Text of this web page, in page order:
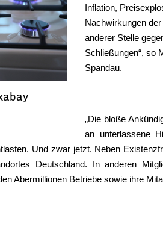
Inflation,
Nachwirkungen
anderer Stelle
Schließungen“, so
Spandau.
Die bloße
an unterlassene
Und zwar jetzt. Neben
Deutschland. In anderen
Abermillionen Betriebe sowie ihre